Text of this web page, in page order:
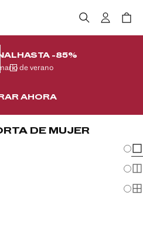
HASTA -85%
de verano
AHORA
DE MUJER